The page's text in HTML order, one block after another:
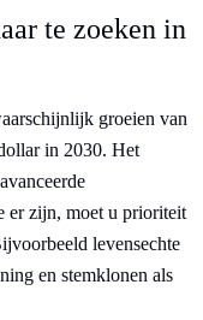
te zoeken in
groeien van
in 2030. Het
er zijn, moet u prioriteit
levensechte
en stemklonen als